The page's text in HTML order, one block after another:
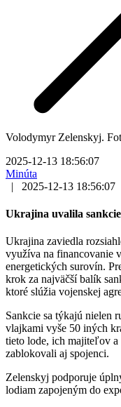
Volodymyr Zelenskyj.
2025-12-13 18:56:07
Minúta
|
2025-12-13 18:56:07
Ukrajina uvalila
Ukrajina zaviedla
využíva na financovanie
energetických surovín.
krok za najväčší balík
ktoré slúžia vojenskej
Sankcie sa týkajú nielen
vlajkami vyše 50 iných
tieto lode, ich majiteľov
zablokovali aj spojenci.
Zelenskyj podporuje
lodiam zapojeným do